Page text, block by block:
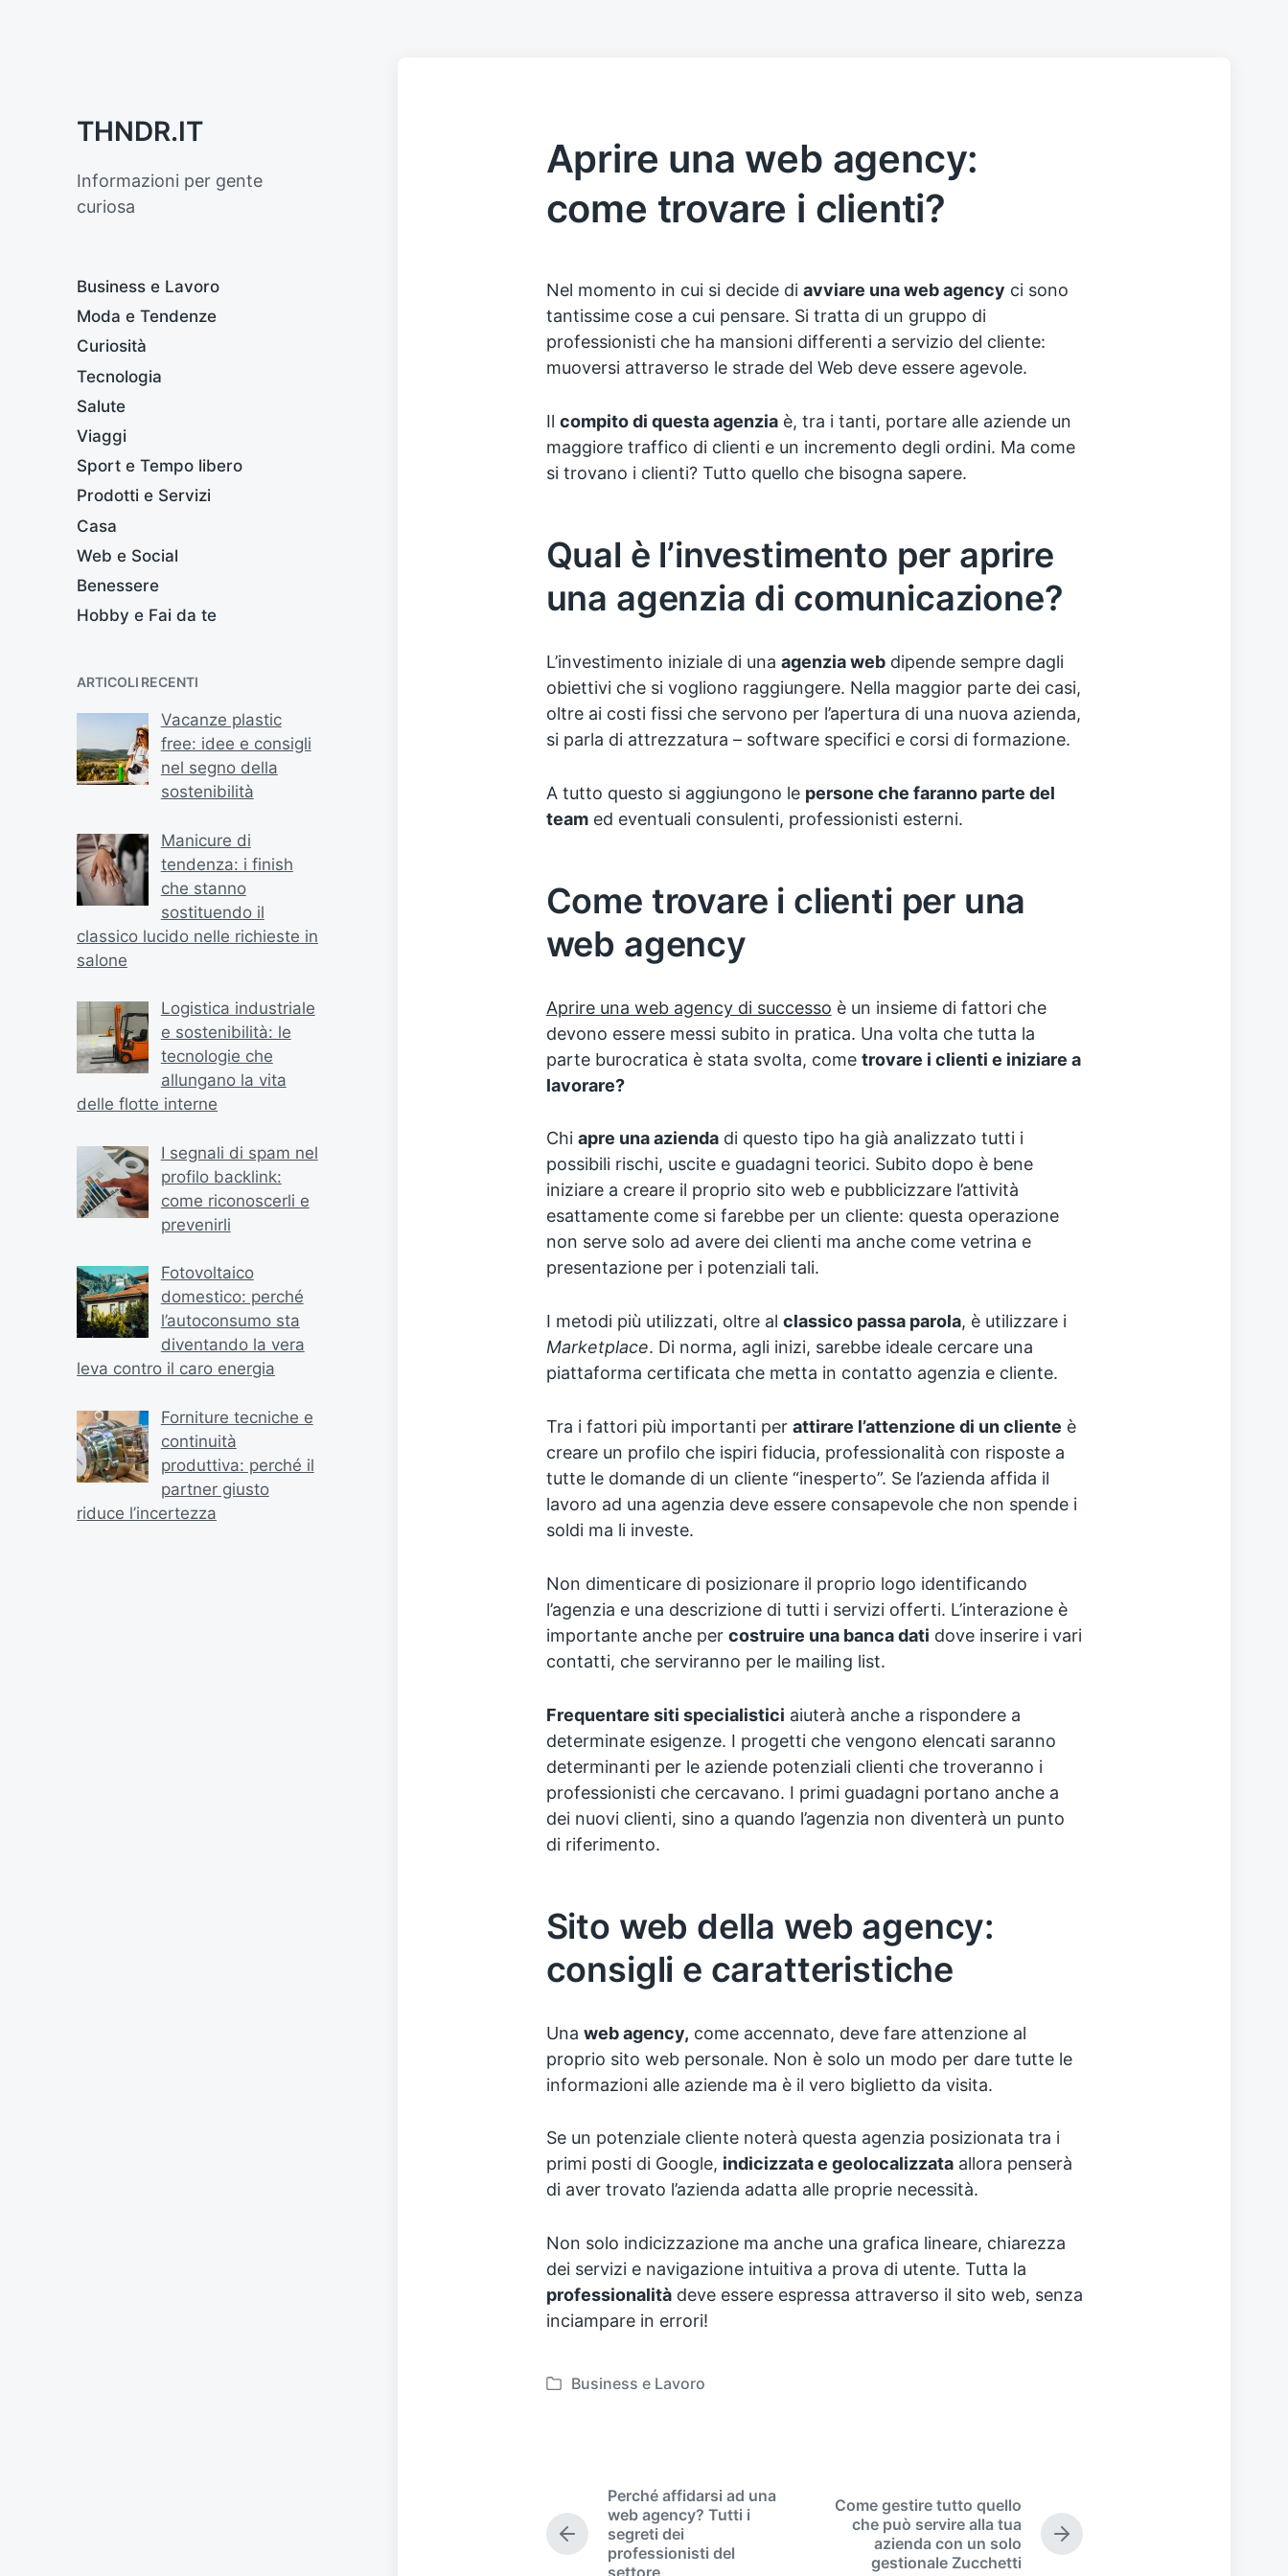
THNDR.IT
Informazioni per gente
curiosa
Business e Lavoro
Moda e Tendenze
Curiosità
Tecnologia
Salute
Viaggi
Sport e Tempo libero
Prodotti e Servizi
Casa
Web e Social
Benessere
Hobby e Fai da te
ARTICOLI RECENTI
Vacanze plastic
free: idee e consigli
nel segno della
sostenibilità
Manicure di
tendenza: i finish
che stanno
sostituendo il
classico lucido nelle richieste in
salone
Logistica industriale
e sostenibilità: le
tecnologie che
allungano la vita
delle flotte interne
I segnali di spam nel
profilo backlink:
come riconoscerli e
prevenirli
Fotovoltaico
domestico: perché
l’autoconsumo sta
diventando la vera
leva contro il caro energia
Forniture tecniche e
continuità
produttiva: perché il
partner giusto
riduce l’incertezza
Aprire una web agency:
come trovare i clienti?
Nel momento in cui si decide di avviare una web agency ci sono
tantissime cose a cui pensare. Si tratta di un gruppo di
professionisti che ha mansioni differenti a servizio del cliente:
muoversi attraverso le strade del Web deve essere agevole.
Il compito di questa agenziaè, tra i tanti, portare alle aziende un
maggiore traffico di clienti e un incremento degli ordini. Ma come
si trovano i clienti? Tutto quello che bisogna sapere.
Qual è l’investimento per aprire
una agenzia di comunicazione?
L’investimento iniziale di una agenzia webdipende sempre dagli
obiettivi che si vogliono raggiungere. Nella maggior parte dei casi,
oltre ai costi fissi che servono per l’apertura di una nuova azienda,
si parla di attrezzatura – software specifici e corsi di formazione.
A tutto questo si aggiungono le persone che faranno parte del
teamed eventuali consulenti, professionisti esterni.
Come trovare i clienti per una
web agency
Aprire una web agency di successo è un insieme di fattori che
devono essere messi subito in pratica. Una volta che tutta la
parte burocratica è stata svolta, come trovare i clienti e iniziare a
lavorare?
Chi apre una aziendadi questo tipo ha già analizzato tutti i
possibili rischi, uscite e guadagni teorici. Subito dopo è bene
iniziare a creare il proprio sito web e pubblicizzare l’attività
esattamente come si farebbe per un cliente: questa operazione
non serve solo ad avere dei clienti ma anche come vetrina e
presentazione per i potenziali tali.
I metodi più utilizzati, oltre al classico passa parola, è utilizzare i
Marketplace. Di norma, agli inizi, sarebbe ideale cercare una
piattaforma certificata che metta in contatto agenzia e cliente.
Tra i fattori più importanti per attirare l’attenzione di un cliente è
creare un profilo che ispiri fiducia, professionalità con risposte a
tutte le domande di un cliente “inesperto”. Se l’azienda affida il
lavoro ad una agenzia deve essere consapevole che non spende i
soldi ma li investe.
Non dimenticare di posizionare il proprio logo identificando
l’agenzia e una descrizione di tutti i servizi offerti. L’interazione è
importante anche per costruire una banca dati dove inserire i vari
contatti, che serviranno per le mailing list.
Frequentare siti specialistici aiuterà anche a rispondere a
determinate esigenze. I progetti che vengono elencati saranno
determinanti per le aziende potenziali clienti che troveranno i
professionisti che cercavano. I primi guadagni portano anche a
dei nuovi clienti, sino a quando l’agenzia non diventerà un punto
di riferimento.
Sito web della web agency:
consigli e caratteristiche
Una web agency, come accennato, deve fare attenzione al
proprio sito web personale. Non è solo un modo per dare tutte le
informazioni alle aziende ma è il vero biglietto da visita.
Se un potenziale cliente noterà questa agenzia posizionata tra i
primi posti di Google, indicizzata e geolocalizzataallora penserà
di aver trovato l’azienda adatta alle proprie necessità.
Non solo indicizzazione ma anche una grafica lineare, chiarezza
dei servizi e navigazione intuitiva a prova di utente. Tutta la
professionalitàdeve essere espressa attraverso il sito web, senza
inciampare in errori!
P
i
n
Business e Lavoro
P
r
Perché affidarsi ad una
web agency? Tutti i
segreti dei
professionisti del
N
e
Come gestire tutto quello
che può servire alla tua
azienda con un solo
gestionale Zucchetti